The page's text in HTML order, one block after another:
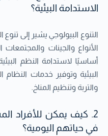
الاستدامة البيئية؟
التنوع البيولوجي يشير إلى
الأنواع والجينات والمجتمعات
أساسيًا لاستدامة النظم
البيئية وتوفير خدمات النظام
والتربة وتنظيم المناخ.
2. كيف يمكن للأفراد
في حياتهم اليومية؟